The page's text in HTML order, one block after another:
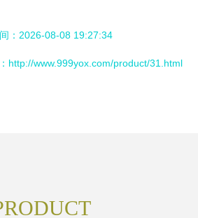
：2026-08-08 19:27:34
http://www.999yox.com/product/31.html